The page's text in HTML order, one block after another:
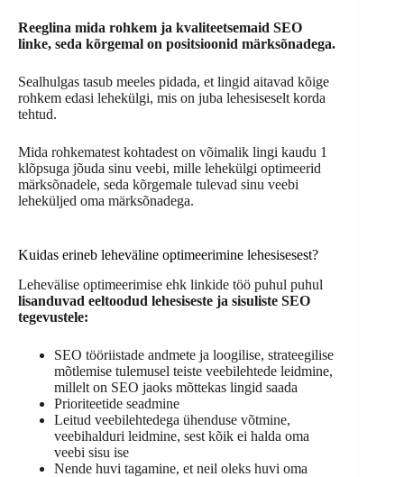
Reeglina mida rohkem ja kvaliteetsemaid SEO
linke, seda kõrgemal on positsioonid märksõnadega.
Sealhulgas tasub meeles pidada, et lingid aitavad kõige
rohkem edasi lehekülgi, mis on juba lehesiseselt korda
tehtud.
Mida rohkematest kohtadest on võimalik lingi kaudu 1
klõpsuga jõuda sinu veebi, mille lehekülgi optimeerid
märksõnadele, seda kõrgemale tulevad sinu veebi
leheküljed oma märksõnadega.
Kuidas erineb leheväline optimeerimine lehesisesest?
Lehevälise optimeerimise ehk linkide töö puhul puhul
lisanduvad eeltoodud lehesiseste ja sisuliste SEO
tegevustele:
SEO tööriistade andmete ja loogilise, strateegilise
mõtlemise tulemusel teiste veebilehtede leidmine,
millelt on SEO jaoks mõttekas lingid saada
Prioriteetide seadmine
Leitud veebilehtedega ühenduse võtmine,
veebihalduri leidmine, sest kõik ei halda oma
veebi sisu ise
Nende huvi tagamine, et neil oleks huvi oma